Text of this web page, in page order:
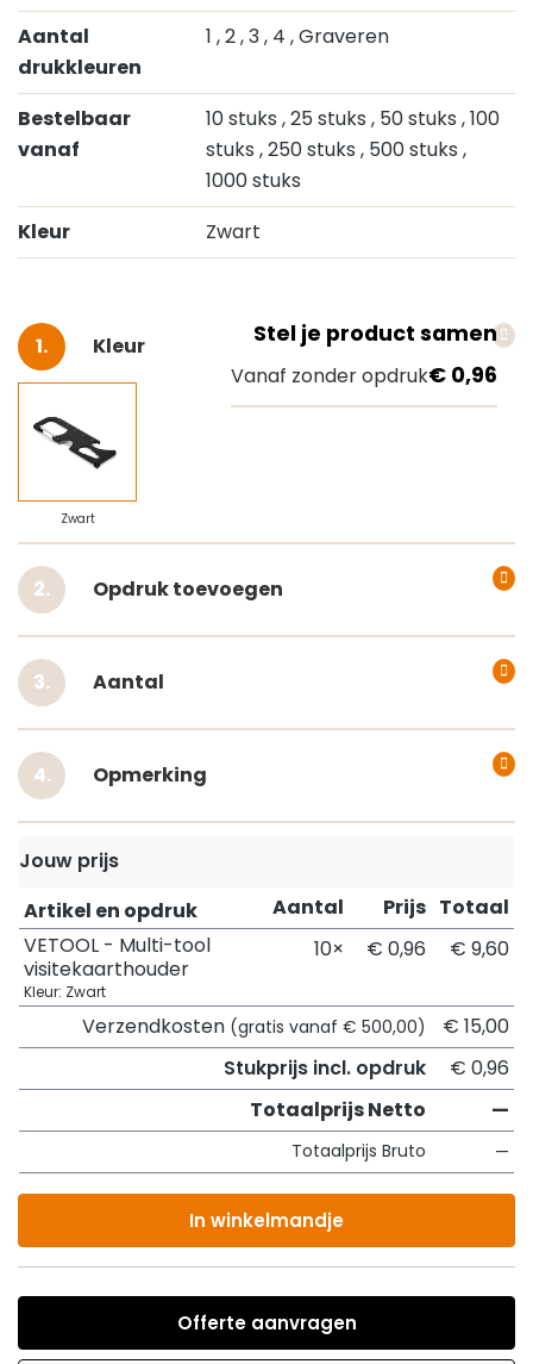
Aantal
drukkleuren
1 , 2, 3, 4 , Graveren
Bestelbaar
vanaf
10 stuks , 25 stuks , 50 stuks , 100
stuks , 250 stuks , 500 stuks ,
1000 stuks
Kleur
Zwart
Stel je product samen
Vanaf zonder opdruk€ 0,96
Selecteer
Kleur
Zwart
Opdruk toevoegen
Aantal
Opmerking
Jouw prijs
Artikel en opdruk
Aantal Prijs Totaal
VETOOL - Multi-tool
visitekaarthouder
Kleur: Zwart
10× € 0,96 € 9,60
Verzendkosten (gratis vanaf € 500,00)
€ 15,00
Stukprijs incl. opdruk
€ 0,96
Totaalprijs Netto
—
Totaalprijs Bruto —
In winkelmandje
Offerte aanvragen